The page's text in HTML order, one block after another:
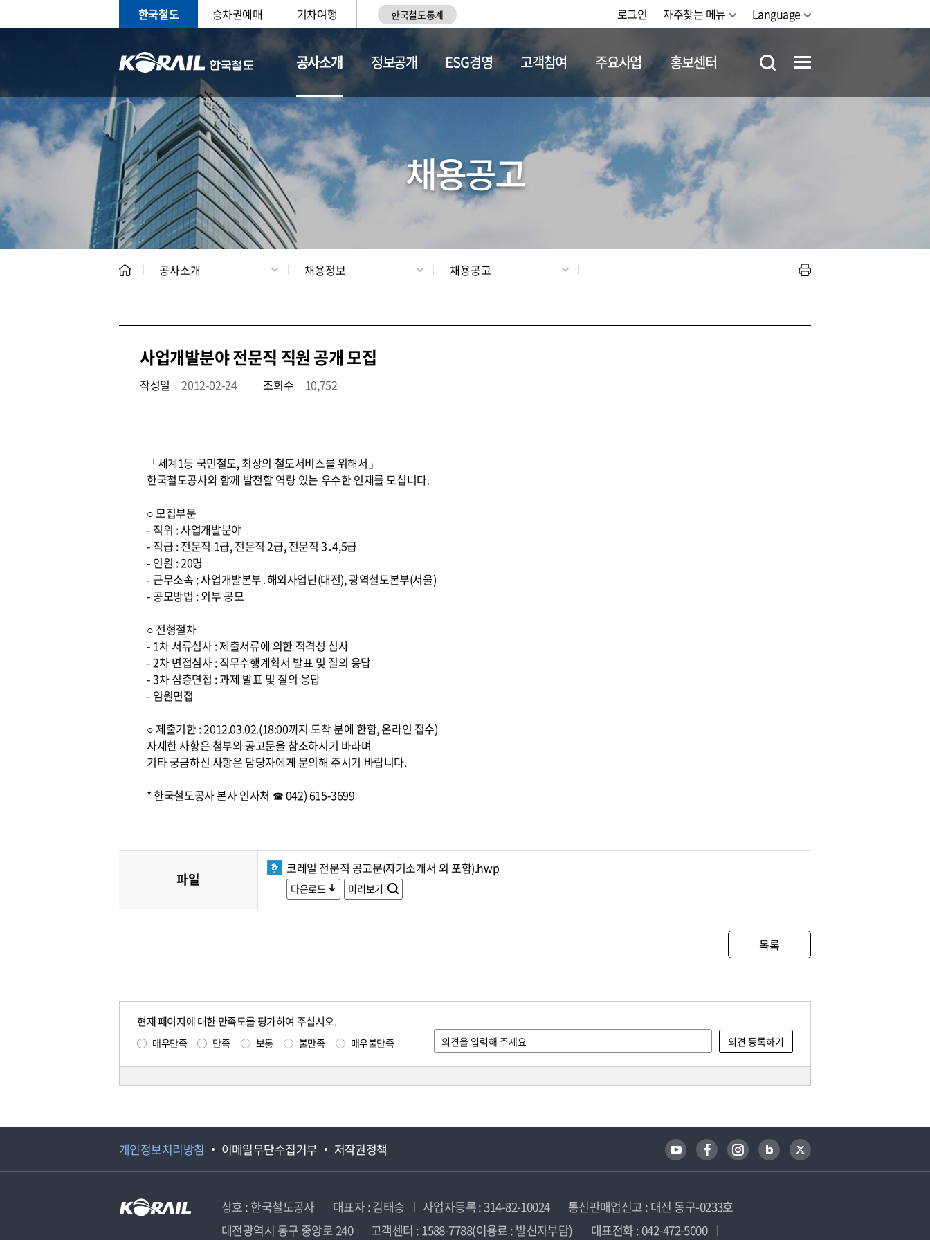
한국철도 승차권예매 기차여행 한국철도통계 로그인 자주찾는 메뉴 Language
공사소개
CEO 일반현황 채용정보
정보공개 ESG경영 고객참여 주요사업 홍보센터
채용공고
공사소개 채용정보 채용공고
사업개발분야 전문직 직원 공개 모집
작성일 2012-02-24 조회수 10,752
「세계1등 국민철도, 최상의 철도서비스를 위해서」
한국철도공사와 함께 발전할 역량 있는 우수한 인재를 모십니다.
○ 모집부문
- 직위 : 사업개발분야
- 직급 : 전문직 1급, 전문직 2급, 전문직 3․4,5급
- 인원 : 20명
- 근무소속 : 사업개발본부․해외사업단(대전), 광역철도본부(서울)
- 공모방법 : 외부 공모
○ 전형절차
- 1차 서류심사 : 제출서류에 의한 적격성 심사
- 2차 면접심사 : 직무수행계획서 발표 및 질의 응답
- 3차 심층면접 : 과제 발표 및 질의 응답
- 임원면접
○ 제출기한 : 2012.03.02.(18:00까지 도착 분에 한함, 온라인 접수)
자세한 사항은 첨부의 공고문을 참조하시기 바라며
기타 궁금하신 사항은 담당자에게 문의해 주시기 바랍니다.
* 한국철도공사 본사 인사처 ☎ 042) 615-3699
파일
코레일 전문직 공고문(자기소개서 외 포함).hwp
다운로드 미리보기
목록
현재 페이지에 대한 만족도를 평가하여 주십시오.
매우만족 만족 보통 불만족 매우불만족
개인정보처리방침 이메일무단수집거부 저작권정책
상호 : 한국철도공사 대표자 : 김태승 사업자등록 : 314-82-10024
통신판매업신고 : 대전 동구-0233호
대전광역시 동구 중앙로 240
고객센터 : 1588-7788(이용료 : 발신자부담) 대표전화 : 042-472-5000